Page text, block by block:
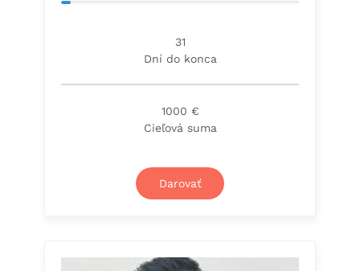
31
Dní do konca
1000 €
Cieľová suma
Darovať